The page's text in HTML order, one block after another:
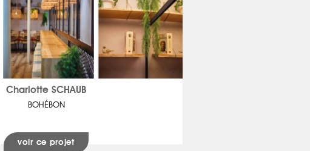
Charlotte SCHAUB
BOHÉBON
voir ce projet